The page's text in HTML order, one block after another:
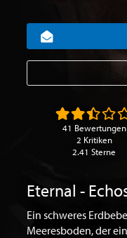
Eternal -
Ein schweres
Meeresboden, der
41 Bewertungen
2 Kritiken
2.41 Sterne